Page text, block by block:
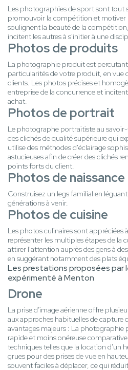
Les photographies de sport sont tout
promouvoir la compétition et motiver
soulignent la beauté de la
incitent les autres à s'initier à une
Photos de produits
La photographie produit est
particularités de votre produit, en vue
clients. Les photos précises et
entreprise de la concurrence et
achat.
Photos de portrait
Le photographe portraitiste au
des clichés de qualité supérieure qui
utilise des méthodes d'éclairage
astucieuses afin de créer des clichés
points forts du client.
Photos de naissance
Construisez un legs familial en
générations à venir.
Photos de cuisine
Les photos culinaires sont appréciées
représenter les multiples étapes de
attirer l'attention auprès des gens à
en suggérant notamment des plats
Les prestations proposées par
expérimenté à Menton
Drone
La prise d'image aérienne offre
aux approches habituelles de capture
avantages majeurs : La photographie
rapide et moins onéreuse
techniques telles que la location d'un
grues pour des prises de vue en
souvent faciles à déplacer, ce qui